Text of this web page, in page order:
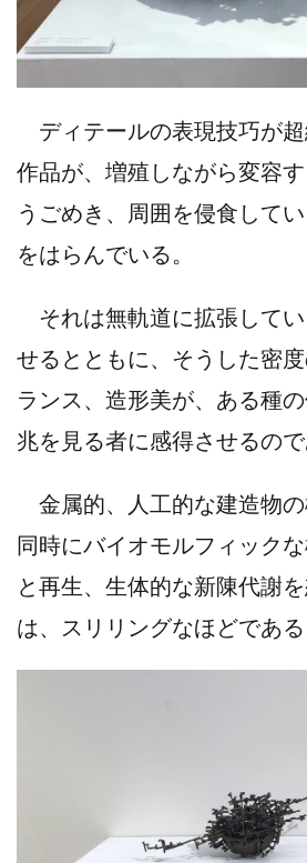
ディテールの表現技巧が
作品が、増殖しながら変容す
うごめき、周囲を侵食して
をはらんでいる。
それは無軌道に拡張してい
せるとともに、そうした密
ランス、造形美が、ある種
兆を見る者に感得させるので
金属的、人工的な建造物の
同時にバイオモルフィック
と再生、生体的な新陳代謝
は、スリリングなほどである